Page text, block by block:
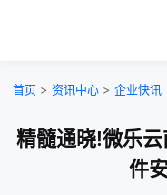
首页 > 资讯中心 > 企业快讯
精髓通晓!微乐
件